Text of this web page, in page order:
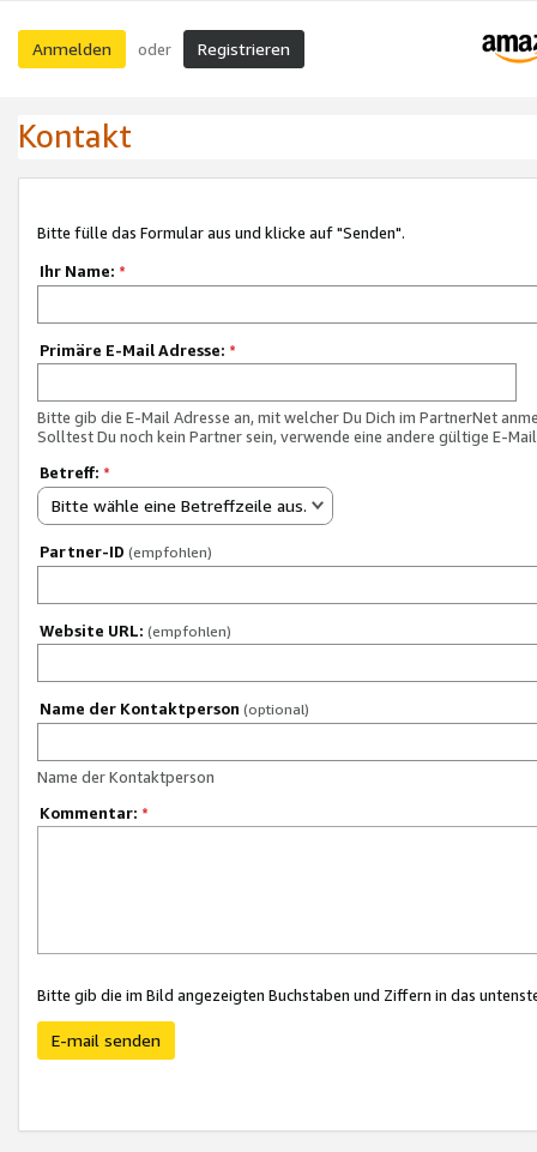
Anmelden oder Registrieren
Kontakt
Bitte fülle das Formular aus und klicke auf "Senden".
Ihr Name: *
Primäre E-Mail Adresse: *
Bitte gib die E-Mail Adresse an, mit welcher Du Dich im PartnerNet
Solltest Du noch kein Partner sein, verwende eine andere gültige E-
Betreff: *
Bitte wähle eine Betreffzeile aus.
Partner-ID (empfohlen)
Website URL: (empfohlen)
Name der Kontaktperson (optional)
Name der Kontaktperson
Kommentar: *
Bitte gib die im Bild angezeigten Buchstaben und Ziffern in das
E-mail senden